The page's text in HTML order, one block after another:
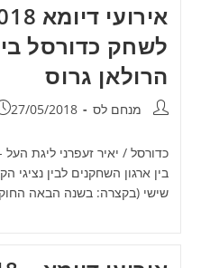
לשחק כדורסל
הרולאן גרוס
מחבר:מנחם לס פורסם:
27/05/2018
בין ארגון השחקנים לבין
שישי (בקצרה: בשנה הבאה החוק